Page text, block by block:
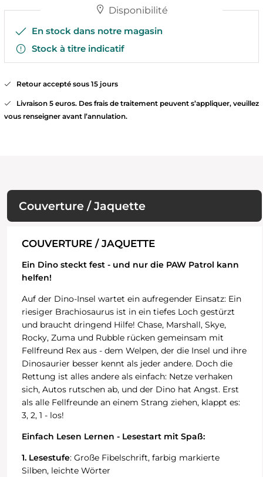
Disponibilité
En stock dans notre magasin
Stock à titre indicatif
Retour accepté sous 15 jours
Livraison 5 euros. Des frais de traitement peuvent s’appliquer, veuillez
vous renseigner avant l’annulation.
Couverture / Jaquette
COUVERTURE / JAQUETTE
Ein Dino steckt fest - und nur die PAW Patrol kann
helfen!
Auf der Dino-Insel wartet ein aufregender Einsatz: Ein
riesiger Brachiosaurus ist in ein tiefes Loch gestürzt
und braucht dringend Hilfe! Chase, Marshall, Skye,
Rocky, Zuma und Rubble rücken gemeinsam mit
Fellfreund Rex aus - dem Welpen, der die Insel und ihre
Dinosaurier besser kennt als jeder andere. Doch die
Rettung ist alles andere als einfach: Netze verhaken
sich, Autos rutschen ab, und der Dino hat Angst. Erst
als alle Fellfreunde an einem Strang ziehen, klappt es:
3, 2, 1 - los!
Einfach Lesen Lernen - Lesestart mit Spaß:
1. Lesestufe: Große Fibelschrift, farbig markierte
Silben, leichte Wörter